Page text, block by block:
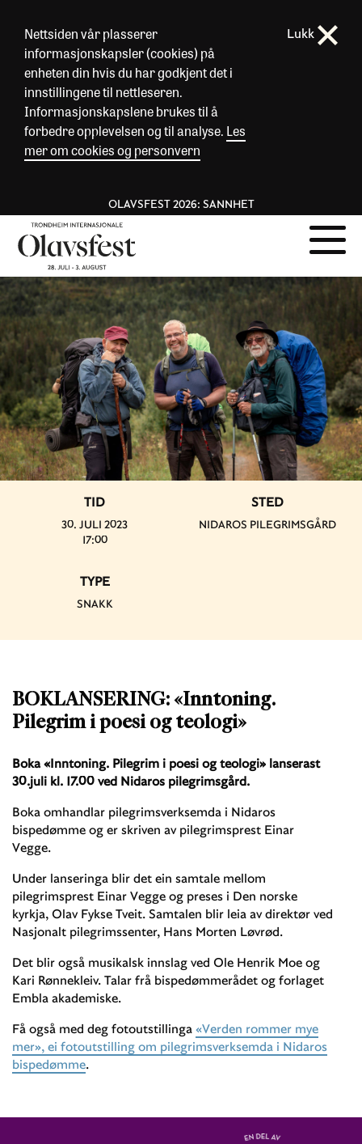
Nettsiden vår plasserer
informasjonskapsler (cookies) på
enheten din hvis du har godkjent det i
innstillingene til nettleseren.
Informasjonskapslene brukes til å
forbedre opplevelsen og til analyse. Les
mer om cookies og personvern
Lukk
OLAVSFEST 2026: SANNHET
BOKLANSERING: «Inntoning.
Pilegrim i poesi og teologi»
Boka «Inntoning. Pilegrim i poesi og teologi» lanserast
30.juli kl. 17.00 ved Nidaros pilegrimsgård.
Boka omhandlar pilegrimsverksemda i Nidaros
bispedømme og er skriven av pilegrimsprest Einar
Vegge.
Under lanseringa blir det ein samtale mellom
pilegrimsprest Einar Vegge og preses i Den norske
kyrkja, Olav Fykse Tveit. Samtalen blir leia av direktør ved
Nasjonalt pilegrimssenter, Hans Morten Løvrød.
Det blir også musikalsk innslag ved Ole Henrik Moe og
Kari Rønnekleiv. Talar frå bispedømmerådet og forlaget
Embla akademiske.
Få også med deg fotoutstillinga «Verden rommer mye
mer», ei fotoutstilling om pilegrimsverksemda i Nidaros
bispedømme.
TID
30. JULI 2023
17:00
STED
NIDAROS PILEGRIMSGÅRD
TYPE
SNAKK